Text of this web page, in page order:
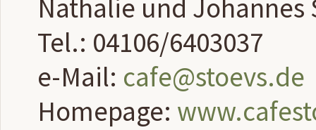
Nathalie und Johannes
Tel.: 04106/6403037
e-Mail: cafe@stoevs.de
Homepage: